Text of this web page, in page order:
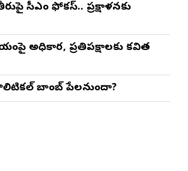
సీఎం ఫోకస్.. ప్రక్షాళనకు
అధికార, ప్రతిపక్షాలకు కవిత
బాంబ్ పేలనుందా?